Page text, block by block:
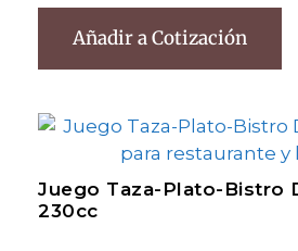
Añadir a Cotización
Juego Taza-Plato-Bistro
230cc